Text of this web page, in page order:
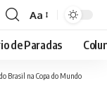
Font
Resizer
Aa
de Paradas
Brasil na Copa do Mundo